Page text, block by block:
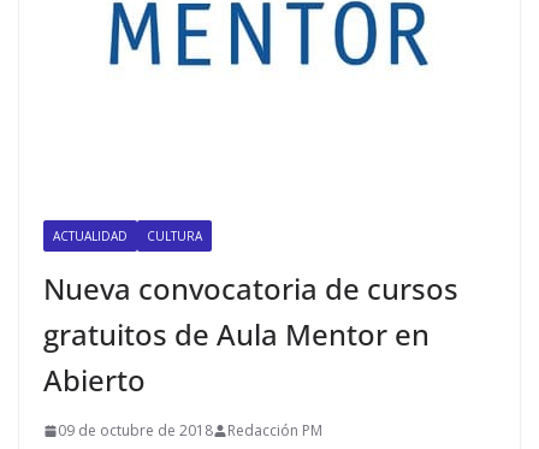
ACTUALIDAD CULTURA
Nueva convocatoria de cursos
gratuitos de Aula Mentor en
Abierto
09 de octubre de 2018 Redacción PM